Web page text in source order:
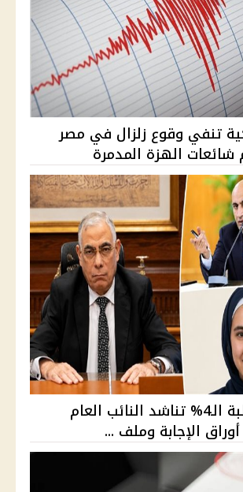
تنفي وقوع زلزال في مصر
الهزة المدمرة
أسرة ريم طالبة الـ4% تناشد النائب العام
الإجابة وملف ...